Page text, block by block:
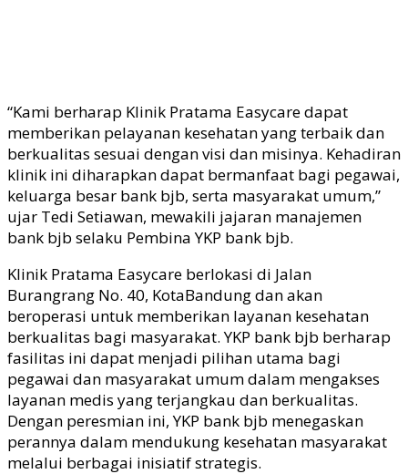
“Kami berharap Klinik Pratama Easycare dapat
memberikan pelayanan kesehatan yang terbaik dan
berkualitas sesuai dengan visi dan misinya. Kehadiran
klinik ini diharapkan dapat bermanfaat bagi pegawai,
keluarga besar bank bjb, serta masyarakat umum,”
ujar Tedi Setiawan, mewakili jajaran manajemen
bank bjb selaku Pembina YKP bank bjb.
Klinik Pratama Easycare berlokasi di Jalan
Burangrang No. 40, KotaBandung dan akan
beroperasi untuk memberikan layanan kesehatan
berkualitas bagi masyarakat.YKP bank bjb berharap
fasilitas ini dapat menjadi pilihan utama bagi
pegawai dan masyarakat umum dalam mengakses
layanan medis yang terjangkau dan berkualitas.
Dengan peresmian ini,YKP bank bjb menegaskan
perannya dalam mendukung kesehatan masyarakat
melalui berbagai inisiatif strategis.